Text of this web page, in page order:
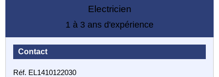
Electricien
1 à 3 ans d'expérience
Contact
Réf. EL1410122030